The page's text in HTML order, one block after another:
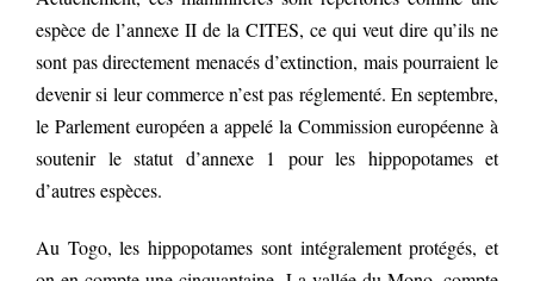
espèce de l’annexe II de la CITES, ce qui veut dire qu’ils ne
sont pas directement menacés d’extinction, mais pourraient le
devenir si leur commerce n’est pas réglementé. En septembre,
le Parlement européen a appelé la Commission européenne à
soutenir le statut d’annexe 1 pour les hippopotames et
d’autres espèces.
Au Togo, les hippopotames sont intégralement protégés, et